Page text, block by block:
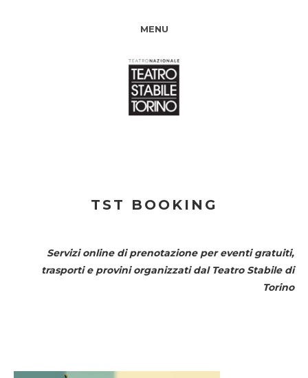
MENU
TST BOOKING
Servizi online di prenotazione per eventi gratuiti,
trasporti e provini organizzati dal Teatro Stabile di
Torino